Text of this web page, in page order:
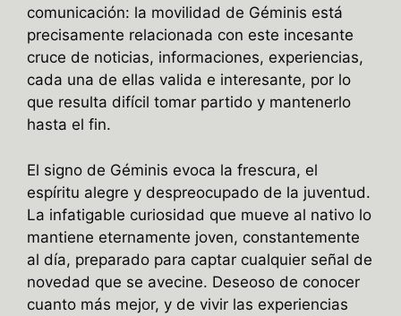
comunicación: la movilidad de Géminis está
precisamente relacionada con este incesante
cruce de noticias, informaciones, experiencias,
cada una de ellas valida e interesante, por lo
que resulta difícil tomar partido y mantenerlo
hasta el fin.
El signo de Géminis evoca la frescura, el
espíritu alegre y despreocupado de la juventud.
La infatigable curiosidad que mueve al nativo lo
mantiene eternamente joven, constantemente
al día, preparado para captar cualquier señal de
novedad que se avecine. Deseoso de conocer
cuanto más mejor, y de vivir las experiencias